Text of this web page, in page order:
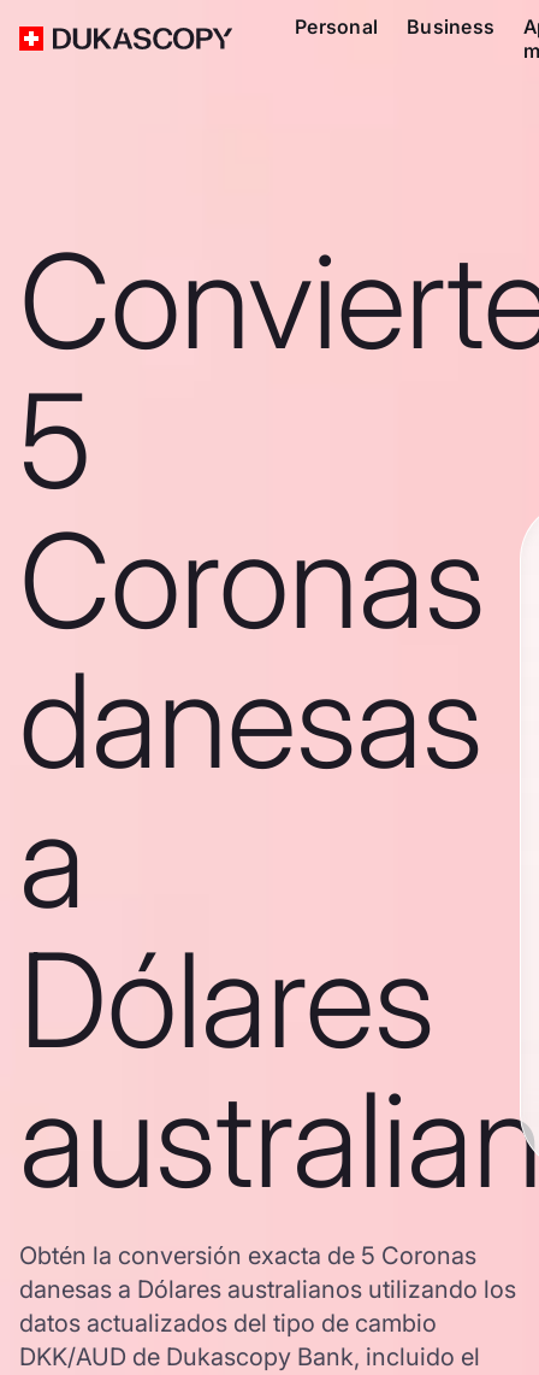
Personal Business
5
Coronas
danesas
a
Dólares
Obtén la conversión exacta de 5 Coronas
danesas a Dólares australianos utilizando los
datos actualizados del tipo de cambio
DKK/AUD de Dukascopy Bank, incluido el